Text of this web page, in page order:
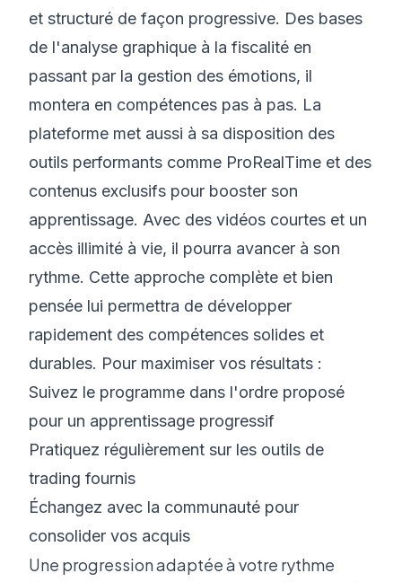
et structuré de façon progressive. Des bases
de l'analyse graphique à la fiscalité en
passant par la gestion des émotions, il
montera en compétences pas à pas. La
plateforme met aussi à sa disposition des
outils performants comme ProRealTime et des
contenus exclusifs pour booster son
apprentissage. Avec des vidéos courtes et un
accès illimité à vie, il pourra avancer à son
rythme. Cette approche complète et bien
pensée lui permettra de développer
rapidement des compétences solides et
durables. Pour maximiser vos résultats :
Suivez le programme dans l'ordre proposé
pour un apprentissage progressif
Pratiquez régulièrement sur les outils de
trading fournis
Échangez avec la communauté pour
consolider vos acquis
Une progression adaptée à votre rythme